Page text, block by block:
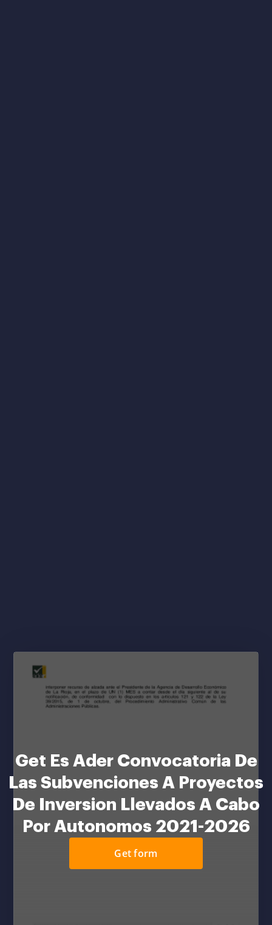
Get Es Ader Convocatoria De
Las Subvenciones A Proyectos
De Inversion Llevados A Cabo
Por Autonomos 2021-2026
Get form